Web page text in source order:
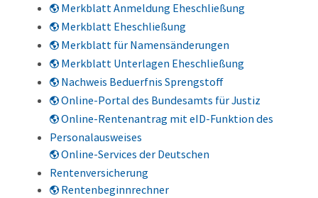
Merkblatt Anmeldung Eheschließung
Merkblatt Eheschließung
Merkblatt für Namensänderungen
Merkblatt Unterlagen Eheschließung
Nachweis Beduerfnis Sprengstoff
Online-Portal des Bundesamts für Justiz
Online-Rentenantrag mit eID-Funktion des
Personalausweises
Online-Services der Deutschen
Rentenversicherung
Rentenbeginnrechner